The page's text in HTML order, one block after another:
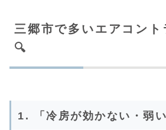
三郷市で多いエアコン
🔍
1. 「冷房が効かない・弱い